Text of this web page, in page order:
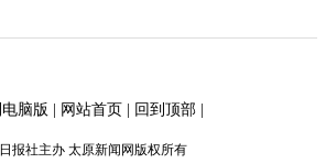
脑版 | 网站首页| 回到顶部|
报社主办 太原新闻网版权所有